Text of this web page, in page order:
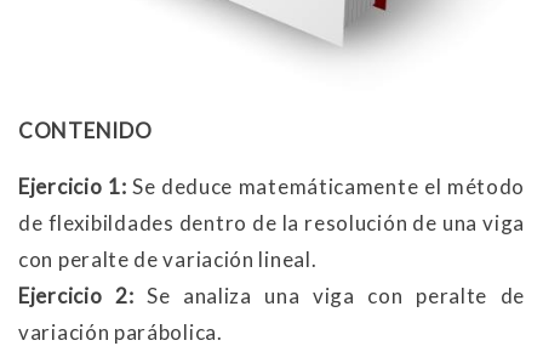
CONTENIDO
Ejercicio 1: Se deduce matemáticamente el método
de flexibildades dentro de la resolución de una viga
con peralte de variación lineal.
Ejercicio 2: Se analiza una viga con peralte de
variación parábolica.